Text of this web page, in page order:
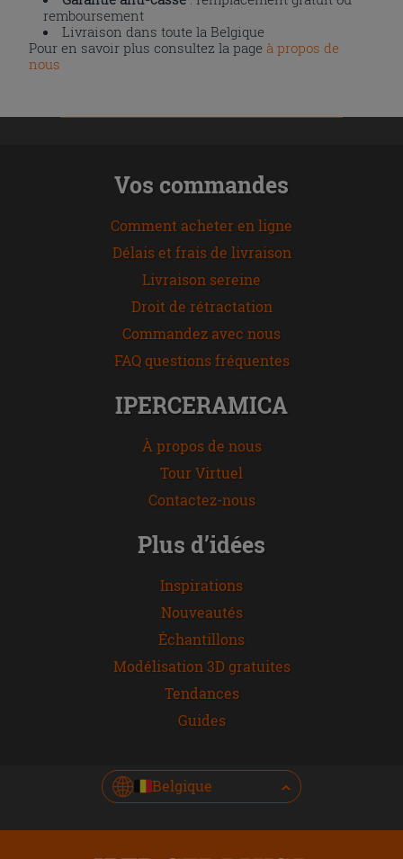
remboursement
Livraison dans toute la Belgique
Pour en savoir plus consultez la page à propos de
nous
Vos commandes
Comment acheter en ligne
Délais et frais de livraison
Livraison sereine
Droit de rétractation
Commandez avec nous
FAQ questions fréquentes
IPERCERAMICA
À propos de nous
Tour Virtuel
Contactez-nous
Plus d’idées
Inspirations
Nouveautés
Échantillons
Modélisation 3D gratuites
Tendances
Guides
Belgique